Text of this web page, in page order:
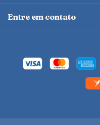
Entre em contato